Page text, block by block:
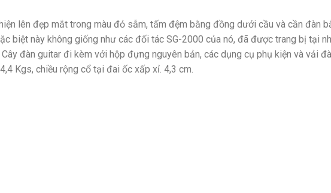
lên đẹp mắt trong màu đỏ sẫm, tấm đệm bằng đồng dưới cầu và cần đàn
biệt này không giống như các đối tác SG-2000 của nó, đã được trang bị tại
đàn guitar đi kèm với hộp đựng nguyên bản, các dụng cụ phụ kiện và vải
Kgs, chiều rộng cổ tại đai ốc xấp xỉ. 4,3 cm.